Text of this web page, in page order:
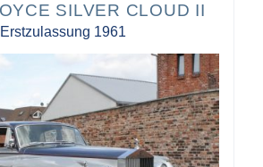
SILVER CLOUD II
Erstzulassung 1961